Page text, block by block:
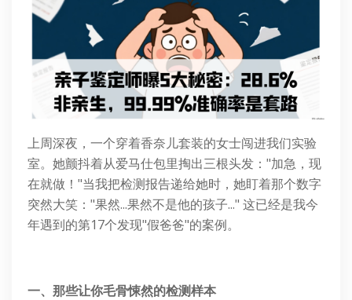
上周深夜，一个穿着香奈儿套装的女士闯进我们实验
室。她颤抖着从爱马仕包里掏出三根头发："加急，现
在就做！"当我把检测报告递给她时，她盯着那个数字
突然大笑："果然...果然不是他的孩子..." 这已经是我今
年遇到的第17个发现"假爸爸"的案例。
一、那些让你毛骨悚然的检测样本